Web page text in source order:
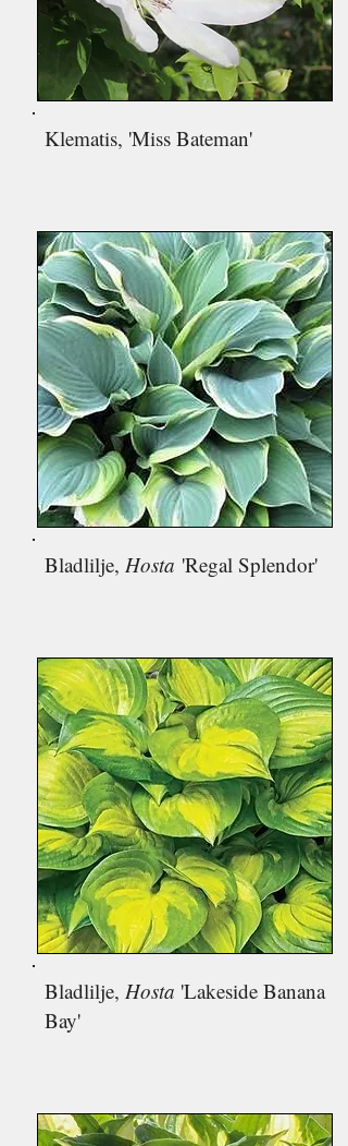
Klematis, 'Miss Bateman'
Bladlilje, Hosta 'Regal Splendor'
Bladlilje, Hosta 'Lakeside Banana
Bay'